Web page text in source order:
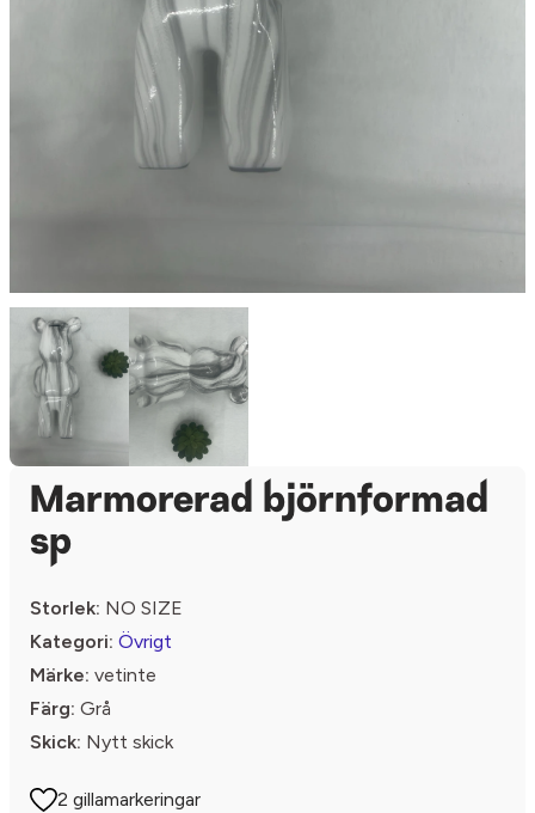
Marmorerad björnformad
sp
Storlek: NO SIZE
Kategori: Övrigt
Märke: vetinte
Färg: Grå
Skick: Nytt skick
2 gillamarkeringar